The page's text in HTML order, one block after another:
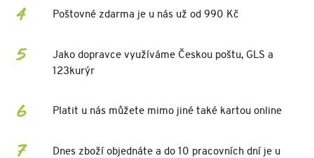
Poštovné zdarma je u nás už od 990 Kč
Jako dopravce využíváme Českou poštu, GLS a
123kurýr
Platit u nás můžete mimo jiné také kartou online
Dnes zboží objednáte a do 10 pracovních dní je u